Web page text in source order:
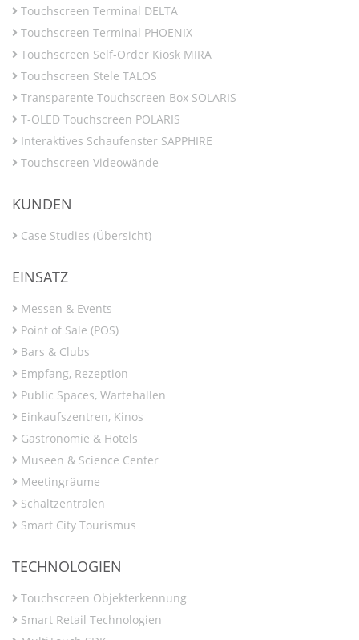
Touchscreen Terminal DELTA
Touchscreen Terminal PHOENIX
Touchscreen Self-Order Kiosk MIRA
Touchscreen Stele TALOS
Transparente Touchscreen Box SOLARIS
T-OLED Touchscreen POLARIS
Interaktives Schaufenster SAPPHIRE
Touchscreen Videowände
KUNDEN
Case Studies (Übersicht)
EINSATZ
Messen & Events
Point of Sale (POS)
Bars & Clubs
Empfang, Rezeption
Public Spaces, Wartehallen
Einkaufszentren, Kinos
Gastronomie & Hotels
Museen & Science Center
Meetingräume
Schaltzentralen
Smart City Tourismus
TECHNOLOGIEN
Touchscreen Objekterkennung
Smart Retail Technologien